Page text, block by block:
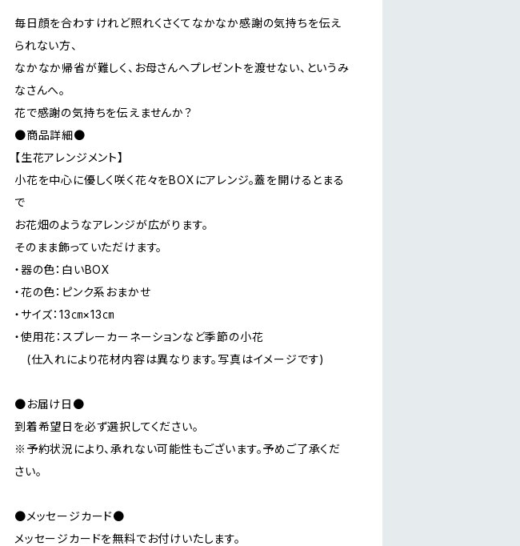
毎日顔を合わすけれど照れくさくてなかなか感謝の気持ちを伝え
られない方、
なかなか帰省が難しく、お母さんへプレゼントを渡せない、というみ
なさんへ。
花で感謝の気持ちを伝えませんか？
●商品詳細●
【生花アレンジメント】
小花を中心に優しく咲く花々をBOXにアレンジ。蓋を開けるとまる
で
お花畑のようなアレンジが広がります。
そのまま飾っていただけます。
・器の色：白いBOX
・花の色：ピンク系おまかせ
・サイズ：13㎝×13㎝
・使用花：スプレーカーネーションなど季節の小花
(仕入れにより花材内容は異なります。写真はイメージです)
●お届け日●
到着希望日を必ず選択してください。
※予約状況により、承れない可能性もございます。予めご了承くだ
さい。
●メッセージカード●
メッセージカードを無料でお付けいたします。